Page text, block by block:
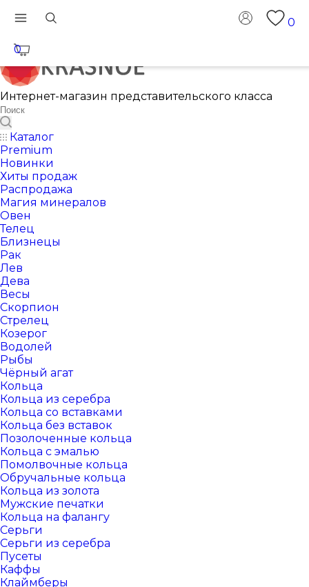
0
0
Интернет-магазин представительского класса
Каталог
Premium
Новинки
Хиты продаж
Распродажа
Магия минералов
Овен
Телец
Близнецы
Рак
Лев
Дева
Весы
Скорпион
Стрелец
Козерог
Водолей
Рыбы
Чёрный агат
Кольца
Кольца из серебра
Кольца со вставками
Кольца без вставок
Позолоченные кольца
Кольца с эмалью
Помолвочные кольца
Обручальные кольца
Кольца из золота
Мужские печатки
Кольца на фалангу
Серьги
Серьги из серебра
Пусеты
Каффы
Клаймберы